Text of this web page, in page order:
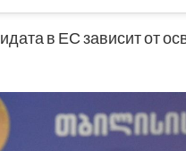
в ЕС зависит от